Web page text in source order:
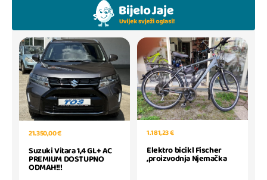
21.350,00 €
Suzuki Vitara 1,4 GL+ AC
PREMIUM DOSTUPNO
ODMAH!!!
1.181,23 €
Elektro bicikl Fischer
,proizvodnja Njemačka